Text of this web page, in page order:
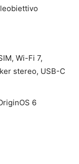
Wi-Fi 7,
stereo, USB-C
6